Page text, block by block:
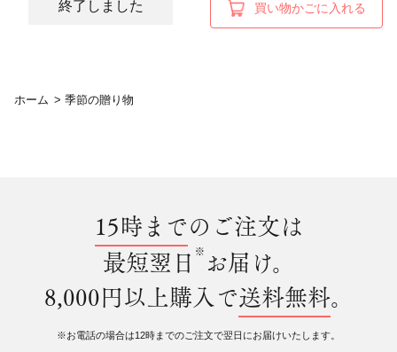
終了しました 買い物かごに入れる
ホーム > 季節の贈り物
15時までのご注文は
最短翌日 ※ お届け。
8,000円以上購入で送料無料。
※お電話の場合は12時までのご注文で翌日にお届けいたします。